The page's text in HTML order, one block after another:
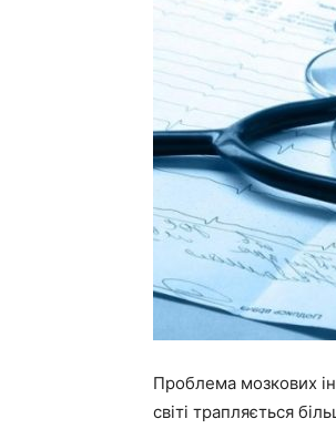
Проблема мозкових
світі трапляється